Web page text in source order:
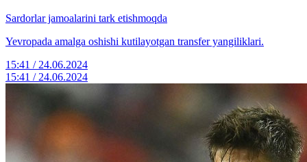
Sardorlar jamoalarini tark etishmoqda
Yevropada amalga oshishi kutilayotgan transfer yangiliklari.
15:41 / 24.06.2024
15:41 / 24.06.2024